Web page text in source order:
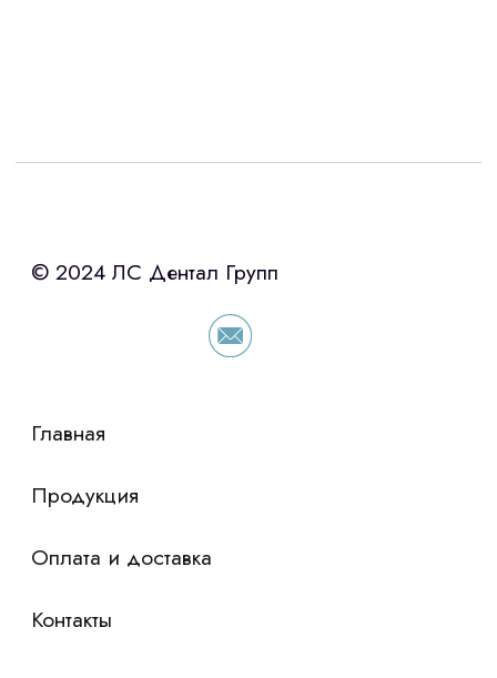
Интересует лизинг?
«Уралпромлизинг» подберем выгодные
условия по лизингу оборудования,
просто оставьте контакты чтобы мы
сориентировали по условиям